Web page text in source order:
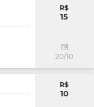
R$
15
20/10
R$
10